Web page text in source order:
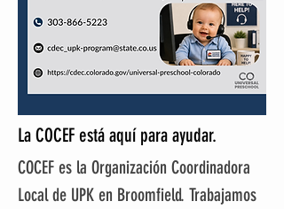
La COCEF está aquí para ayudar.
COCEF es la Organización Coordinadora
Local de UPK en Broomfield. Trabajamos